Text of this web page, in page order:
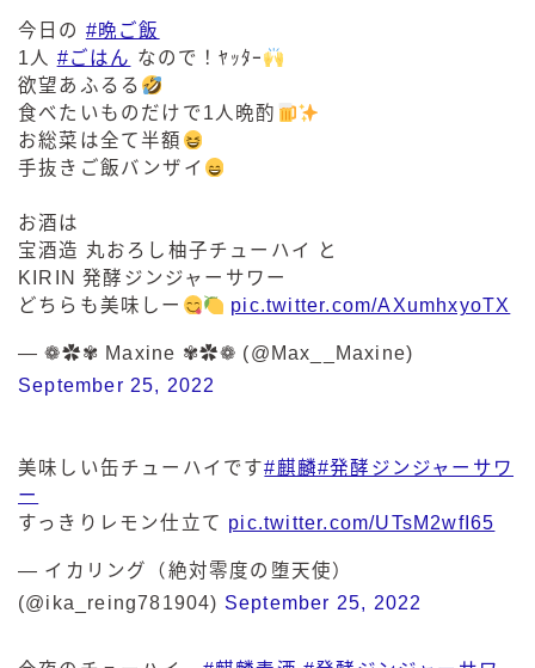
今日の #晩ご飯
1人 #ごはん なので！ﾔｯﾀｰ
欲望あふるる
食べたいものだけで1人晩酌
お総菜は全て半額
手抜きご飯バンザイ
お酒は
宝酒造 丸おろし柚子チューハイ と
KIRIN 発酵ジンジャーサワー
どちらも美味しー
pic.twitter.com/AXumhxyoTX
— ❁✿✾ Maxine ✾✿❁ (@Max__Maxine)
September 25, 2022
美味しい缶チューハイです#麒麟#発酵ジンジャーサワ
ー
すっきりレモン仕立て pic.twitter.com/UTsM2wfI65
— イカリング（絶対零度の堕天使）
(@ika_reing781904) September 25, 2022